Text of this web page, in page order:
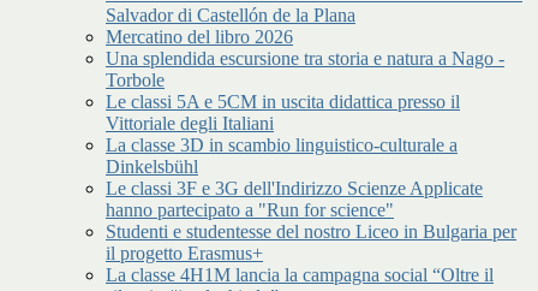
Salvador di Castellón de la Plana
Mercatino del libro 2026
Una splendida escursione tra storia e natura a Nago -
Torbole
Le classi 5A e 5CM in uscita didattica presso il
Vittoriale degli Italiani
La classe 3D in scambio linguistico-culturale a
Dinkelsbühl
Le classi 3F e 3G dell'Indirizzo Scienze Applicate
hanno partecipato a "Run for science"
Studenti e studentesse del nostro Liceo in Bulgaria per
il progetto Erasmus+
La classe 4H1M lancia la campagna social “Oltre il